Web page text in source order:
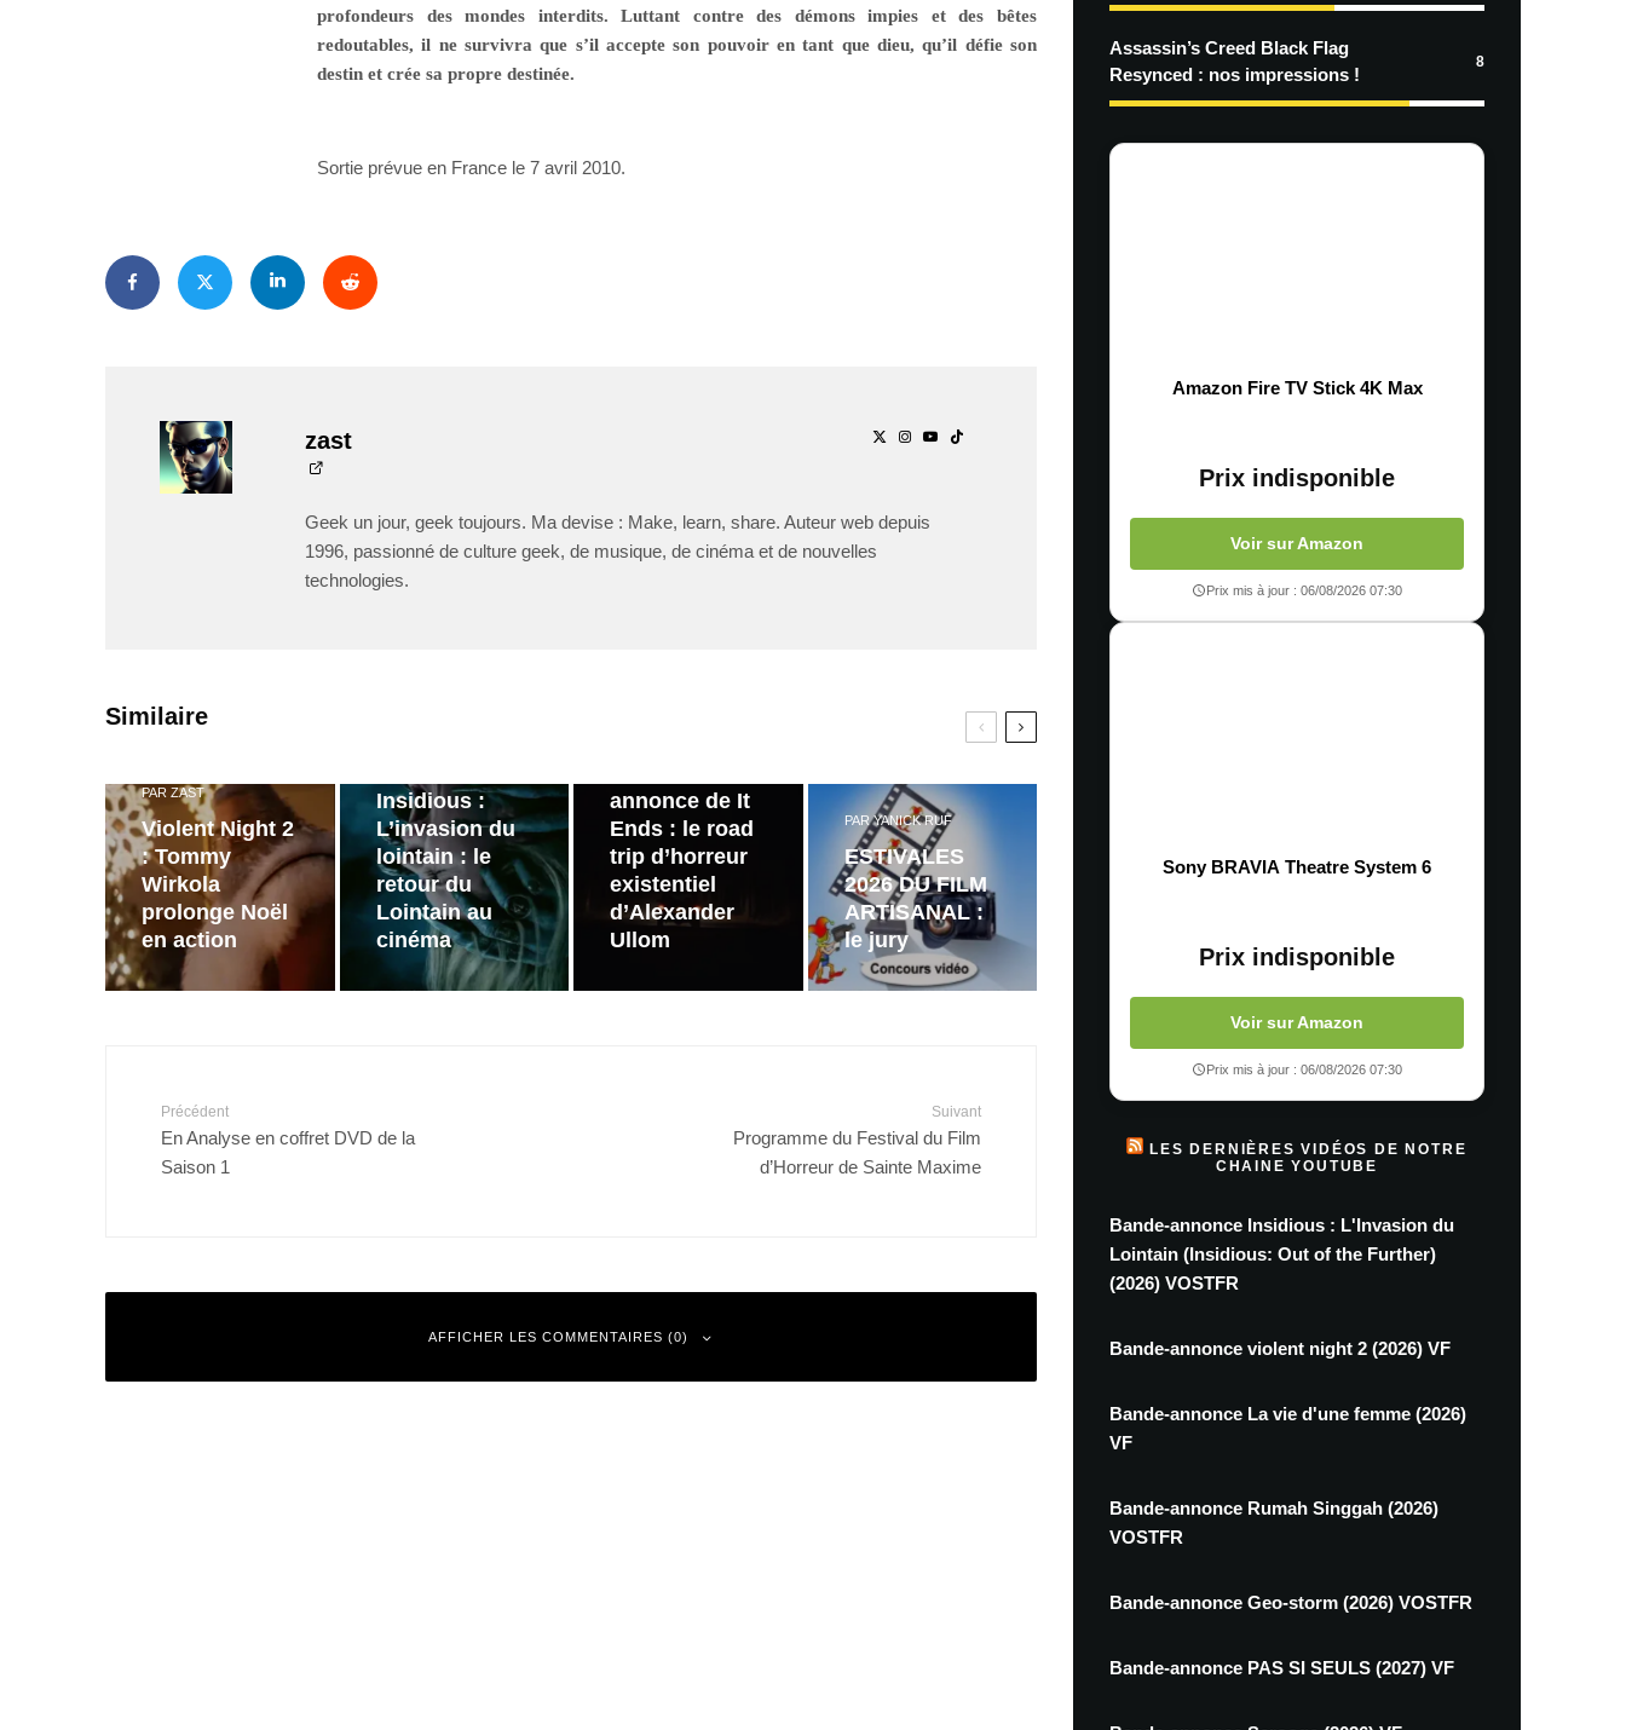
profondeurs des mondes interdits. Luttant contre des démons impies et des bêtes
redoutables, il ne survivra que s’il accepte son pouvoir en tant que dieu, qu’il défie son
destin et crée sa propre destinée.
Sortie prévue en France le 7 avril 2010.
zast
Geek un jour, geek toujours. Ma devise : Make, learn, share. Auteur web depuis
1996, passionné de culture geek, de musique, de cinéma et de nouvelles
technologies.
Similaire
PAR ZAST
Violent Night 2
: Tommy
Wirkola
prolonge Noël
en action
Insidious :
L’invasion du
lointain : le
retour du
Lointain au
cinéma
annonce de It
Ends : le road
trip d’horreur
existentiel
d’Alexander
Ullom
PARYANICK RUF
ESTIVALES
2026 DU FILM
ARTISANAL :
le jury
Précédent
En Analyse en coffret DVD de la
Saison 1
Suivant
Programme du Festival du Film
d’Horreur de Sainte Maxime
AFFICHER LES COMMENTAIRES (0)
Assassin’s Creed Black Flag
Resynced : nos impressions !
8
Amazon Fire TV Stick 4K Max
Prix indisponible
Voir sur Amazon
Prix mis à jour : 06/08/2026 07:30
Sony BRAVIA Theatre System 6
Prix indisponible
Voir sur Amazon
Prix mis à jour : 06/08/2026 07:30
LES DERNIÈRES VIDÉOS DE NOTRE
CHAINE YOUTUBE
Bande-annonce Insidious : L'Invasion du
Lointain (Insidious: Out of the Further)
(2026) VOSTFR
Bande-annonce violent night 2 (2026) VF
Bande-annonce La vie d'une femme (2026)
VF
Bande-annonce Rumah Singgah (2026)
VOSTFR
Bande-annonce Geo-storm (2026) VOSTFR
Bande-annonce PAS SI SEULS (2027) VF